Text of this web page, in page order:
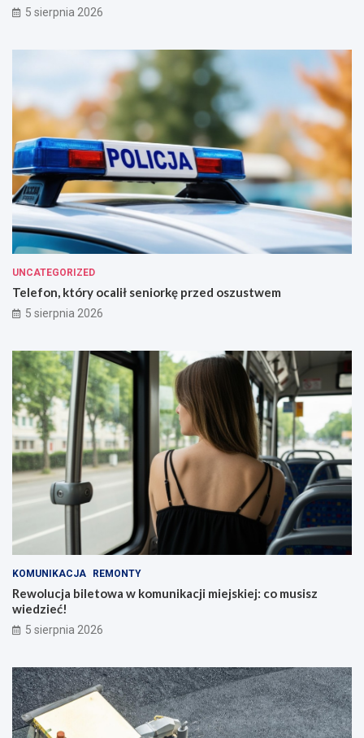
5 sierpnia 2026
UNCATEGORIZED
Telefon, który ocalił seniorkę przed oszustwem
5 sierpnia 2026
KOMUNIKACJA REMONTY
Rewolucja biletowa w komunikacji miejskiej: co musisz
wiedzieć!
5 sierpnia 2026